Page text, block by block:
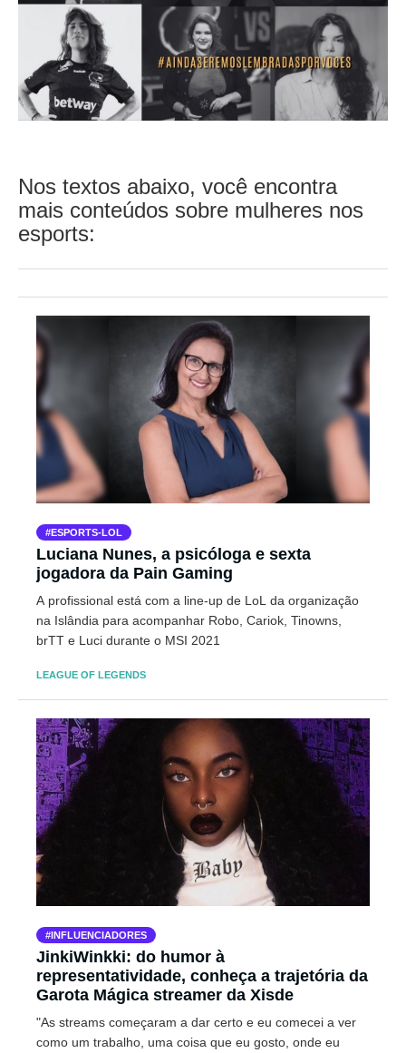
Nos textos abaixo, você encontra
mais conteúdos sobre mulheres nos
esports:
ESPORTS-LOL
Luciana Nunes, a psicóloga e sexta
jogadora da Pain Gaming
A profissional está com a line-up de LoL da organização
na Islândia para acompanhar Robo, Cariok, Tinowns,
brTT e Luci durante o MSI 2021
LEAGUE OF LEGENDS
INFLUENCIADORES
JinkiWinkki: do humor à
representatividade, conheça a trajetória da
Garota Mágica streamer da Xisde
"As streams começaram a dar certo e eu comecei a ver
como um trabalho, uma coisa que eu gosto, onde eu